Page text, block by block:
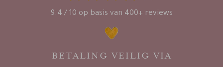
9.4 / 10 op basis van 400+ reviews
BETALING VEILIG VIA